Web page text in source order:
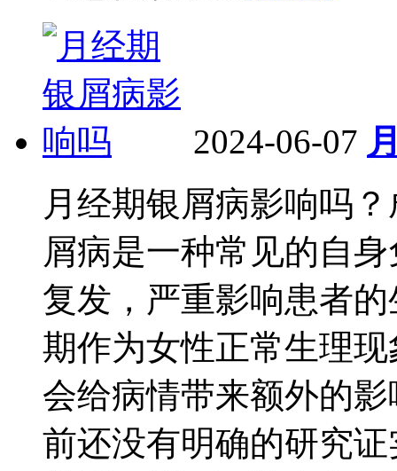
2024-06-07
月经期银屑病影响吗
屑病是一种常见的自
复发，严重影响患者
期作为女性正常生理
会给病情带来额外的
前还没有明确的研究